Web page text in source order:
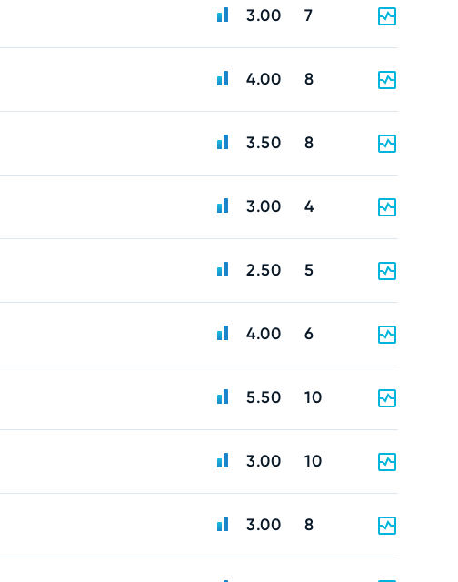
3.00 7
4.00 8
3.50 8
3.00 4
2.50 5
4.00 6
5.50 10
3.00 10
3.00 8